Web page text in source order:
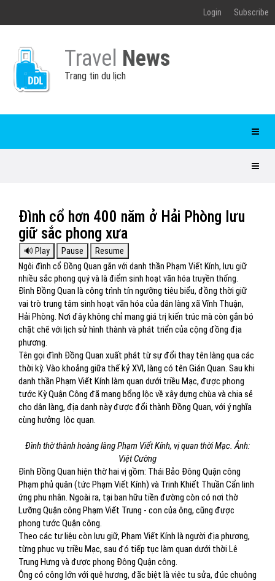
Login Subscribe
Travel News
Trang tin du lịch
Đình cổ hơn 400 năm ở Hải Phòng lưu
giữ sắc phong xưa
Ngôi đình cổ Đồng Quan gắn với danh thần Phạm Viết Kính, lưu giữ
nhiều sắc phong quý và là điểm sinh hoạt văn hóa truyền thống.
Đình Đồng Quan là công trình tín ngưỡng tiêu biểu, đồng thời giữ
vai trò trung tâm sinh hoạt văn hóa của dân làng xã Vĩnh Thuận,
Hải Phòng. Nơi đây không chỉ mang giá trị kiến trúc mà còn gắn bó
chặt chẽ với lịch sử hình thành và phát triển của cộng đồng địa
phương.
Tên gọi đình Đồng Quan xuất phát từ sự đổi thay tên làng qua các
thời kỳ. Vào khoảng giữa thế kỷ XVI, làng có tên Gián Quan. Sau khi
danh thần Phạm Viết Kính làm quan dưới triều Mạc, được phong
tước Kỳ Quận Công đã mang bổng lộc về xây dựng chùa và chia sẻ
cho dân làng, địa danh này được đổi thành Đồng Quan, với ý nghĩa
cùng hưởng lộc quan.
Đình thờ thành hoàng làng Phạm Viết Kính, vị quan thời Mạc. Ảnh:
Việt Cường
Đình Đồng Quan hiện thờ hai vị gồm: Thái Bảo Đông Quận công
Phạm phủ quân (tức Phạm Viết Kính) và Trinh Khiết Thuần Cẩn linh
ứng phu nhân. Ngoài ra, tại ban hữu tiền đường còn có nơi thờ
Lưỡng Quận công Phạm Viết Trung - con của ông, cũng được
phong tước Quận công.
Theo các tư liệu còn lưu giữ, Phạm Viết Kính là người địa phương,
từng phục vụ triều Mạc, sau đó tiếp tục làm quan dưới thời Lê
Trung Hưng và được phong Đông Quận công.
Ông có công lớn với quê hương, đặc biệt là việc tu sửa, đúc chuông